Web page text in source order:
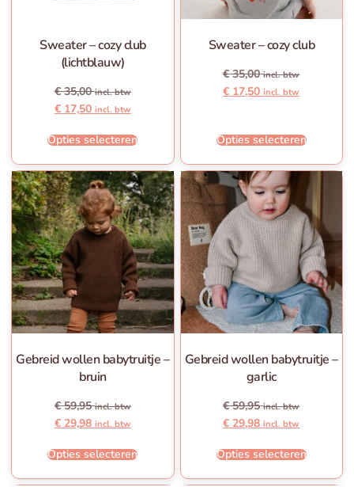
Sweater – cozy club
(lichtblauw)
€35,00 incl. btw
€17,50 incl. btw
Opties selecteren
Sweater – cozy club
€35,00 incl. btw
€ 17,50 incl. btw
Opties selecteren
Gebreid wollen babytruitje –
bruin
€59,95 incl. btw
€29,98 incl. btw
Opties selecteren
Gebreid wollen babytruitje –
garlic
€59,95 incl. btw
€ 29,98 incl. btw
Opties selecteren